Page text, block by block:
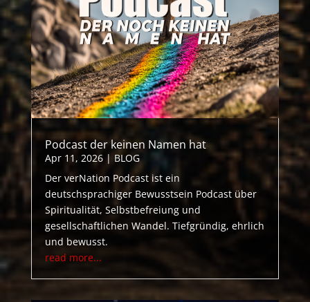
Podcast der keinen Namen hat
Apr 11, 2026| BLOG
Der verNation Podcast ist ein
deutschsprachiger Bewusstsein Podcast über
Spiritualität, Selbstbefreiung und
gesellschaftlichen Wandel. Tiefgründig, ehrlich
und bewusst.
read more...